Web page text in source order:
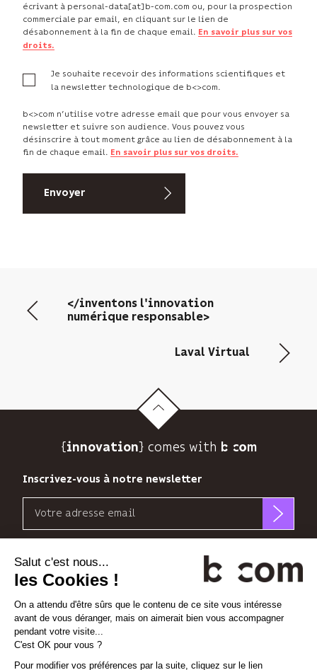
écrivant à personal-data[at]b-com.com ou, pour la prospection
commerciale par email, en cliquant sur le lien de
désabonnement à la fin de chaque email.
En savoir plus sur vos
droits.
Je souhaite recevoir des informations scientifiques et
la newsletter technologique de b<>com.
b<>com n’utilise votre adresse email que pour vous envoyer sa
newsletter et suivre son audience. Vous pouvez vous
désinscrire à tout moment grâce au lien de désabonnement à la
fin de chaque email.
En savoir plus sur vos droits.
</inventons l'innovation
numérique responsable>
Laval Virtual
{innovation} comes with b>
Inscrivez-vous à notre newsletter
b<>com
votre
adresse
email
que
pour
vous
envoyer
Découvrez nos nouvelles dimensions
*l'Espace *